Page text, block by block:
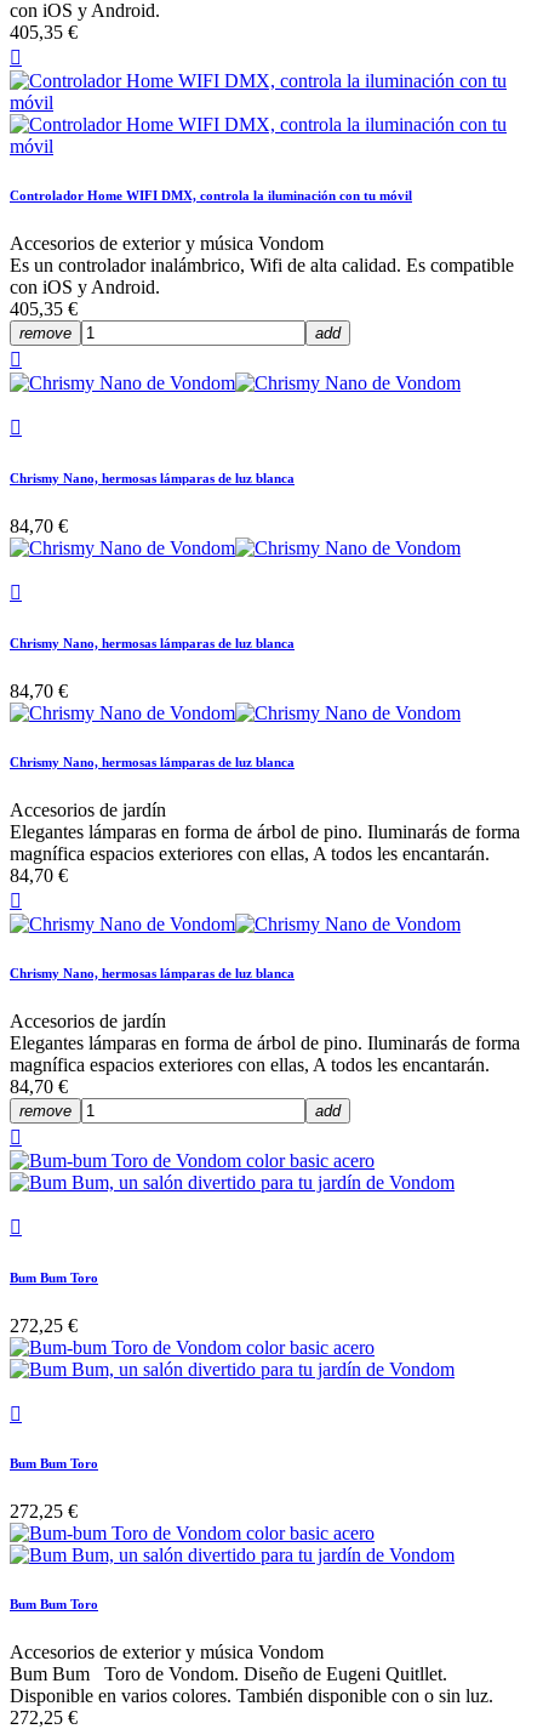
con iOS y Android.
405,35 €

Controlador Home WIFI DMX, controla la iluminación con tu móvil
Accesorios de exterior y música Vondom
Es un controlador inalámbrico, Wifi de alta calidad. Es compatible
con iOS y Android.
405,35 €
remove add


Chrismy Nano, hermosas lámparas de luz blanca
84,70 €

Chrismy Nano, hermosas lámparas de luz blanca
84,70 €
Chrismy Nano, hermosas lámparas de luz blanca
Accesorios de jardín
Elegantes lámparas en forma de árbol de pino. Iluminarás de forma
magnífica espacios exteriores con ellas, A todos les encantarán.
84,70 €

Chrismy Nano, hermosas lámparas de luz blanca
Accesorios de jardín
Elegantes lámparas en forma de árbol de pino. Iluminarás de forma
magnífica espacios exteriores con ellas, A todos les encantarán.
84,70 €
remove add


Bum Bum Toro
272,25 €

Bum Bum Toro
272,25 €
Bum Bum Toro
Accesorios de exterior y música Vondom
Bum Bum Toro de Vondom. Diseño de Eugeni Quitllet.
Disponible en varios colores. También disponible con o sin luz.
272,25 €